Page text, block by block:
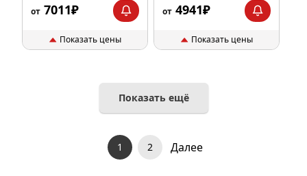
от 7011₽
Показать цены
от 4941₽
Показать цены
Показать ещё
1 2 Далее